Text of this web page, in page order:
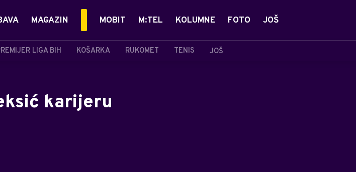
LIGA BIH KOŠARKA RUKOMET TENIS JOŠ
MAGAZIN MOBIT M:TEL KOLUMNE FOTO JOŠ
karijeru